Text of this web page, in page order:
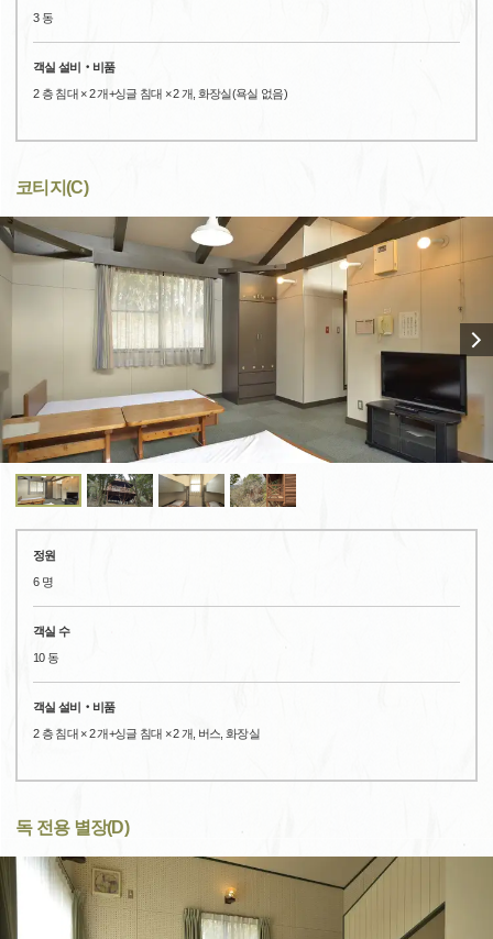
3 동
객실 설비‧비품
2 층 침대 × 2 개+싱글 침대 × 2 개, 화장실(욕실 없음)
코티지(C)
정원
6 명
객실 수
10 동
객실 설비‧비품
2 층 침대 × 2 개+싱글 침대 × 2 개, 버스, 화장실
독 전용 별장(D)